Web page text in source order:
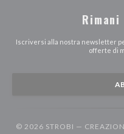
Iscriversi alla nostra newsletter
offerte di
© 2026 STROBI —